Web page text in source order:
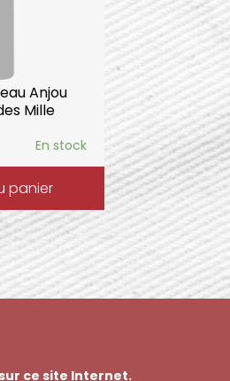
Anjou
Mille
En stock
panier
ce site Internet.